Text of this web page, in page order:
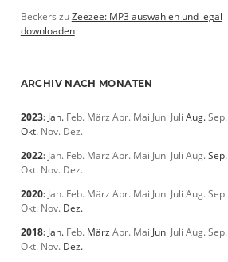
Beckers zuZeezee: MP3 auswählen und legal
downloaden
ARCHIV NACH MONATEN
2023: Jan. Feb. März Apr. Mai Juni Juli Aug.Sep.
Okt. Nov. Dez.
2022: Jan. Feb. März Apr. Mai Juni Juli Aug.Sep.
Okt. Nov. Dez.
2020: Jan. Feb. März Apr. Mai Juni Juli Aug.Sep.
Okt. Nov. Dez.
2018: Jan. Feb. März Apr. Mai Juni Juli Aug.Sep.
Okt. Nov. Dez.